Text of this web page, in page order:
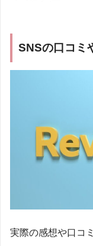
SNSの口コミ
実際の感想や口コ